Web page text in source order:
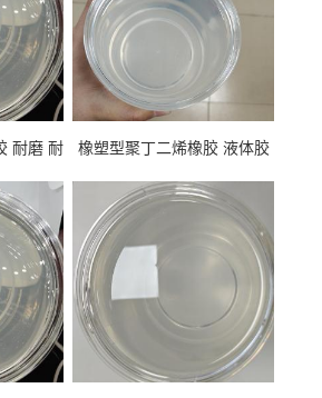
耐磨 耐
橡塑型聚丁二烯橡胶 液体胶
专用